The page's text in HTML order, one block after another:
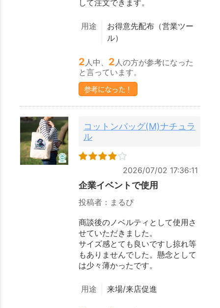
して注文できます。
用途
お得意先配布（営業ツー
ル）
2 人中、 2 人の方が参考になった
と言っています。
参考になった！
コットンバッグ(M)ナチュラ
ル
2026/07/02 17:36:11
企業イベントで使用
投稿者：まるぴ
商談後のノベルティとして使用さ
せていただきました。
サイズ感とても良いですし掠れ等
もありませんでした。懸念として
は少々薄かったです。
用途 来場/来店促進